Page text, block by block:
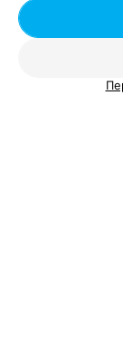
Отзыв